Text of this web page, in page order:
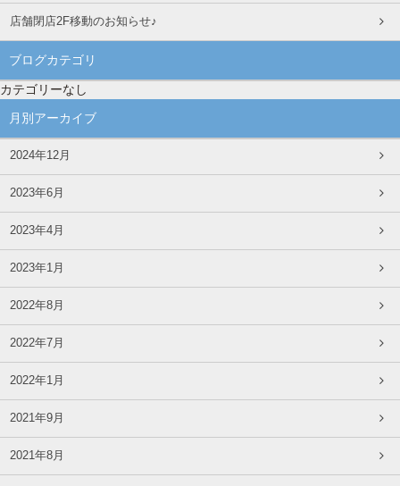
店舗閉店2F移動のお知らせ♪
ブログカテゴリ
カテゴリーなし
月別アーカイブ
2024年12月
2023年6月
2023年4月
2023年1月
2022年8月
2022年7月
2022年1月
2021年9月
2021年8月